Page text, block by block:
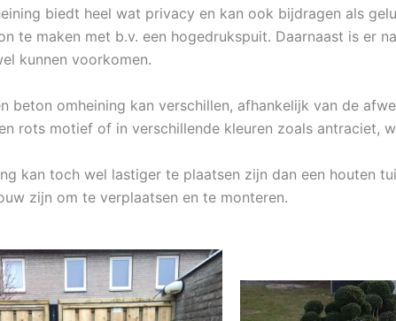
biedt heel wat privacy en kan ook bijdragen als
te maken met b.v. een hogedrukspuit. Daarnaast is er
kunnen voorkomen.
beton omheining kan verschillen, afhankelijk van de
rots motief of in verschillende kleuren zoals antraciet,
kan toch wel lastiger te plaatsen zijn dan een houten
zijn om te verplaatsen en te monteren.